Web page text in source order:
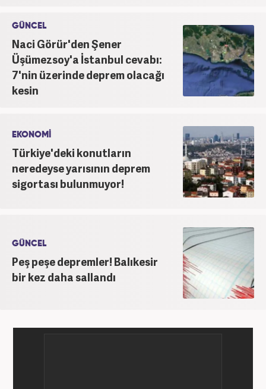
GÜNCEL
Naci Görür'den Şener
Üşümezsoy'a İstanbul cevabı:
7'nin üzerinde deprem olacağı
kesin
EKONOMİ
Türkiye'deki konutların
neredeyse yarısının deprem
sigortası bulunmuyor!
GÜNCEL
Peş peşe depremler! Balıkesir
bir kez daha sallandı